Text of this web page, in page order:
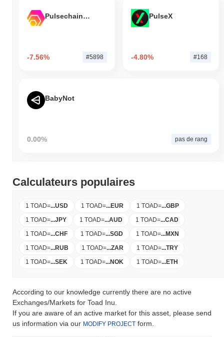
Pulsechain Bridged HEX (Pulsechain)
-7.56% #5898
PulseX
-4.80% #168
BabyNot
0.00% pas de rang
Calculateurs populaires
1 TOAD=...USD 1 TOAD=...EUR 1 TOAD=...GBP
1 TOAD=...JPY 1 TOAD=...AUD 1 TOAD=...CAD
1 TOAD=...CHF 1 TOAD=...SGD 1 TOAD=...MXN
1 TOAD=...RUB 1 TOAD=...ZAR 1 TOAD=...TRY
1 TOAD=...SEK 1 TOAD=...NOK 1 TOAD=...ETH
According to our knowledge currently there are no active
Exchanges/Markets for Toad Inu.
If you are aware of an active market for this asset, please send
us information via our MODIFY PROJECT form.